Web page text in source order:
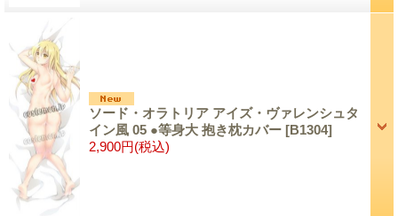
ソード・オラトリア アイズ・ヴァレンシュタ
イン風 05 ●等身大 抱き枕カバー [B1304]
2,900円(税込)